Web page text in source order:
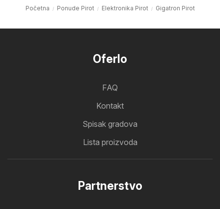
Početna Ponude Pirot Elektronika Pirot Gigatron Pirot
Oferlo
FAQ
Kontakt
Spisak gradova
Lista proizvoda
Partnerstvo